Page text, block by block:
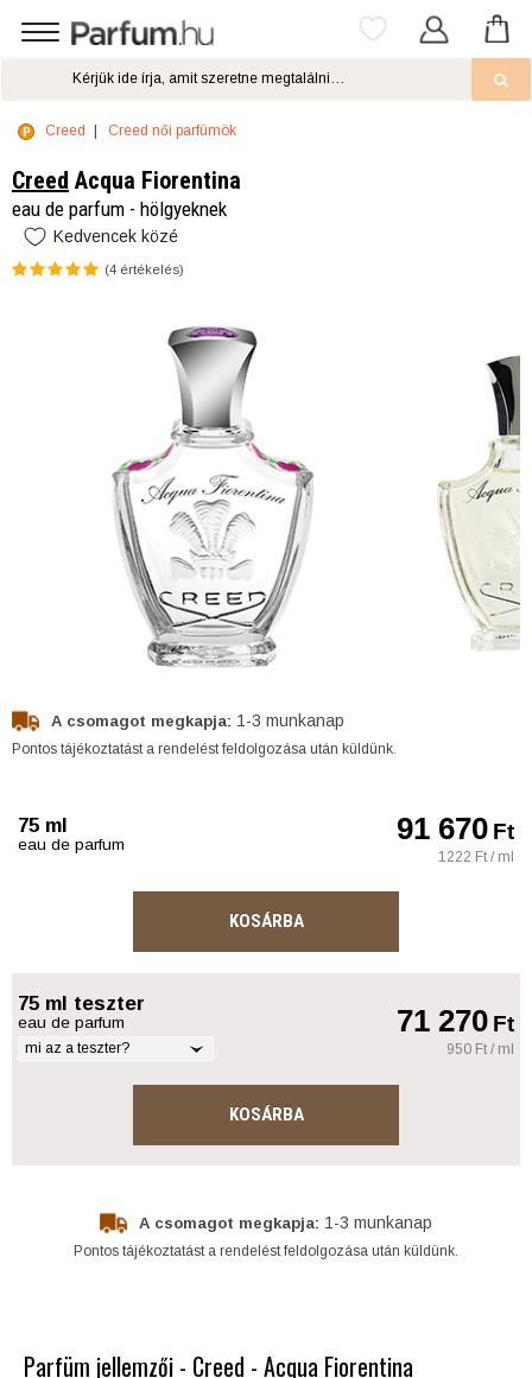
Creed Creed női parfümök
Creed Acqua Fiorentina
eau de parfum - hölgyeknek
Kedvencek közé
(4 értékelés)
A csomagot megkapja: 1-3 munkanap
Pontos tájékoztatást a rendelést feldolgozása után küldünk.
75 ml
eau de parfum 91 670Ft
1222 Ft / ml
KOSÁRBA
75 ml teszter
eau de parfum
mi az a teszter?
71 270Ft
950 Ft / ml
KOSÁRBA
A csomagot megkapja: 1-3 munkanap
Pontos tájékoztatást a rendelést feldolgozása után küldünk.
Parfüm jellemzői - Creed - Acqua Fiorentina